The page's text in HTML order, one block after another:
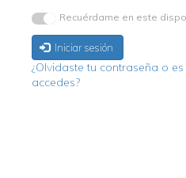
Recuérdame en este
Iniciar sesión
¿Olvidaste tu contraseña o
accedes?